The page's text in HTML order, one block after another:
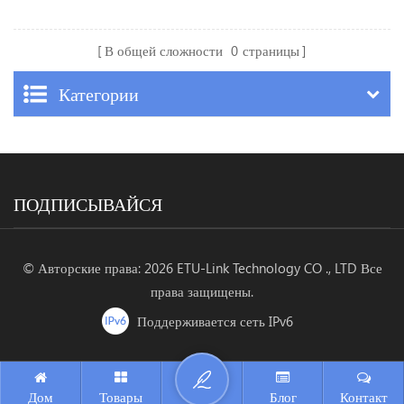
В общей сложности 0 страницы
Категории
ПОДПИСЫВАЙСЯ
© Авторские права: 2026 ETU-Link Technology CO ., LTD Все
права защищены.
Поддерживается сеть IPv6
Дом Товары Блог Контакт